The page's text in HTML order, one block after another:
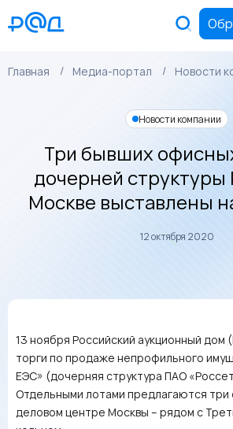
Главная Медиа-портал Новости
Новости компании
Три бывших
дочерней структуры
Москве выставлены
12 октября 2020
13 ноября Российский аукционный
торги по продаже непрофильного
ЕЭС» (дочерняя структура ПАО
Отдельными лотами предлагаются три
деловом центре Москвы – рядом с